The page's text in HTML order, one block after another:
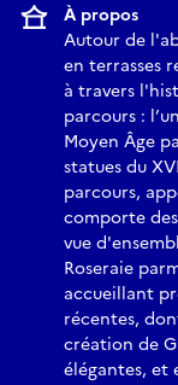
À propos
Autour de
en terrasses
à travers
parcours :
Moyen Âge
statues du
parcours,
comporte
vue
Roseraie
accueillant
récentes,
création de
élégantes, et